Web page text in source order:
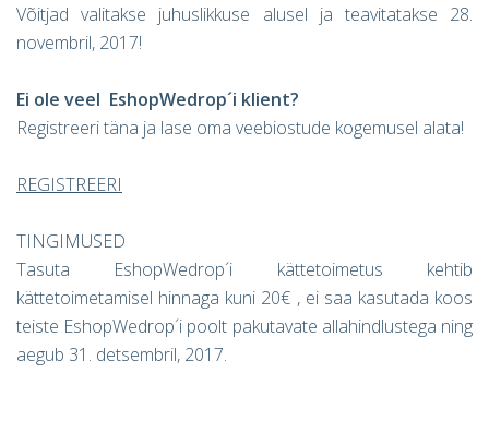
Võitjad valitakse juhuslikkuse alusel ja teavitatakse 28.
novembril, 2017!
Ei ole veel EshopWedrop´i klient?
Registreeri täna ja lase oma veebiostude kogemusel alata!
REGISTREERI
TINGIMUSED
Tasuta EshopWedrop´i kättetoimetus kehtib
kättetoimetamisel hinnaga kuni 20€ , ei saa kasutada koos
teiste EshopWedrop´i poolt pakutavate allahindlustega ning
aegub 31. detsembril, 2017.